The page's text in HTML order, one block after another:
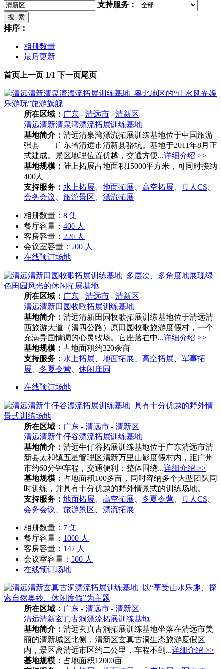
支持服务：
搜 索
排序：
相册数量
最后更新
首页 上一页 1/1 下一页尾页
所在区域： 广东 - 清远市 - 清新区
清远清新清泉湾漂流拓展训练基地
基地简介： 清远清泉湾漂流拓展训练基地位于中国旅游
强县——广东省清远市清新县骆坑。基地于2011年8月正
式建成。景区地理位置优越，交通方便...详细介绍 >>
基地规模： 陆上拓展占地面积15000平方米，可同时接纳
400人
支持服务： 水上拓展 地面拓展 高空拓展 真人CS
会务会议
旅游景区 漂流拓展
相册数量： 8 集
餐厅容量： 400 人
客房容量： 220 人
会议室容量： 200 人
在线预订场地
所在区域： 广东 - 清远市 - 清新区
清远清新田园牧歌拓展训练基地
基地简介： 清远清新田园牧歌拓展训练基地位于清远清
西旅游大道（清四公路）原田园牧歌旅游度假村，一个
充满异国情调的心灵牧场。它座落在中...详细介绍 >>
基地规模： 占地面积约320余亩
支持服务： 水上拓展 地面拓展 高空拓展
军事拓
展
冬夏令营 休闲庄园
在线预订场地
所在区域： 广东 - 清远市 - 清新区
清远清新牛仔谷漂流拓展训练基地
基地简介： 清远牛仔谷拓展训练基地位于广东清远市清
新县太和镇五星管理区清新万里山影度假村内，距广州
市约60分钟车程，交通便利；整体围绕...详细介绍 >>
基地规模： 占地面积100多亩，同时容纳多个大型团队同
时训练，并具有十分优越的野外情景式的训练场地。
支持服务： 地面拓展 高空拓展 冬夏令营 真人CS
会务会议
旅游景区 漂流拓展
相册数量： 7 集
餐厅容量： 1000 人
客房容量： 147 人
会议室容量： 300 人
在线预订场地
所在区域： 广东 - 清远市 - 清新区
清远清新玄真古洞漂流拓展训练基地
基地简介： 清远玄真古洞拓展训练基地坐落在清远市美
丽的清新城区北侧，清新区玄真古洞生态旅游度假区
内，景区离清远市区约二公里，车程不到...详细介绍 >>
基地规模： 占地面积12000亩